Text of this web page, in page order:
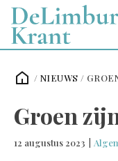
/ NIEUWS /
Groen
12 augustus 2023